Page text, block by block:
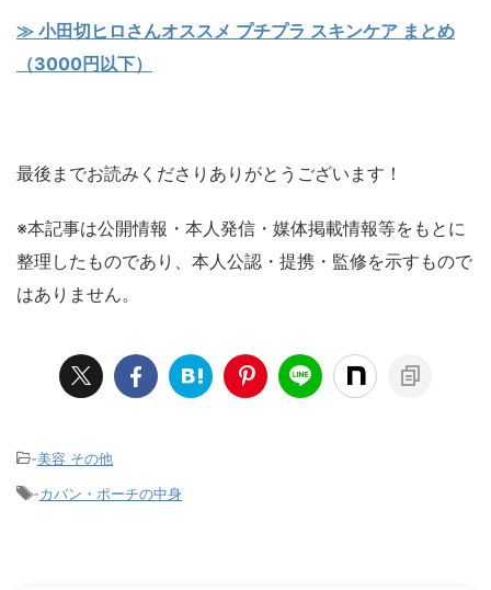
≫ 小田切ヒロさんオススメ プチプラ スキンケア まとめ
（3000円以下）
最後までお読みくださりありがとうございます！
※本記事は公開情報・本人発信・媒体掲載情報等をもとに
整理したものであり、本人公認・提携・監修を示すもので
はありません。
-美容 その他
-カバン・ポーチの中身